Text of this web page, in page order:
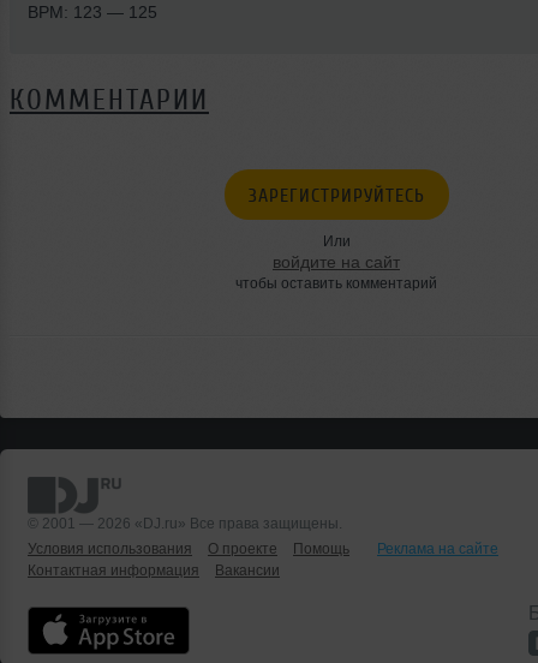
BPM: 123 — 125
КОММЕНТАРИИ
ЗАРЕГИСТРИРУЙТЕСЬ
Или
войдите на сайт
чтобы оставить комментарий
© 2001 — 2026 «DJ.ru» Все права защищены.
Условия использования
О проекте Помощь
Реклама на сайте
Контактная информация
Вакансии